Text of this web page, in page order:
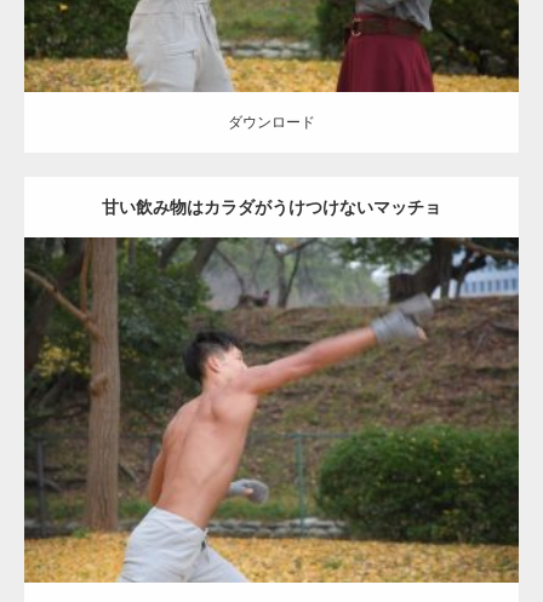
ダウンロード
甘い飲み物はカラダがうけつけないマッチョ
Update:2021.07.8
Category: 公園のマッチョ その他 AKIHITO(細マッチョ) 背中
ダウンロード